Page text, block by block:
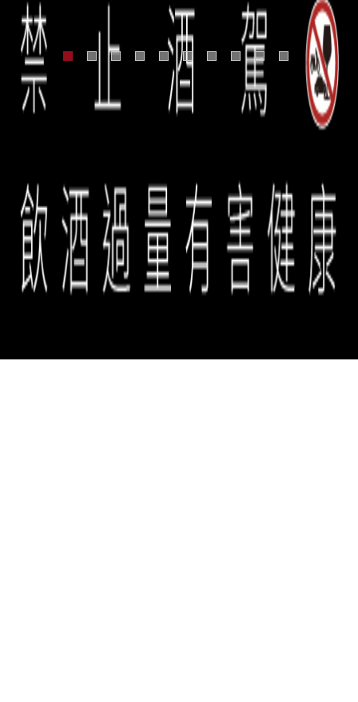
Raphaël Coche卻仍認為未臻完美。
者品飲時間為陳放後五年），就算年輕時開
瓶也不為過，但還是建議再陳放幾年表現會
更佳。前幾年試飲過兩次，風格使終如一。
斂，具有橡木味且容易入口。Coche混合了
來自Maconnais南部和北部的葡萄酒，他是
這樣說的：「我只使用好的葡萄來釀酒。」
潤多汁的口感，有如觸電一樣令人驚艷，以
非凡的口感給予味蕾最佳的滿足。
因為2011的春季非常乾燥，葡萄藤很難生長
得茂盛，葡萄因而嬌小結實，味道深邃。
此款酒目前還很年輕，應該至少有15年的窖
藏實力。若這兩年內要喝，建議倒入醒酒器
至少2小時後再享用。
Meursault 年產量約3,500 - 4,000瓶，最大
誠品生活餐旅事業群 copyright © 2026 eslite spectrum all rights
reserved.